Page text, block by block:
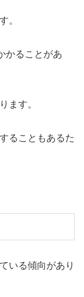
。
かることがあ
ます。
ることもあるた
いる傾向があり